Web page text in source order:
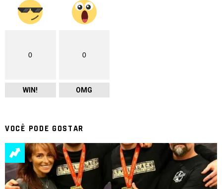
0
WIN!
0
OMG
VOCÊ PODE GOSTAR